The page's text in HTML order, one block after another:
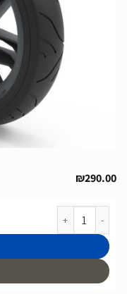
₪290.00
כמות של גלגל קומפלט לדגם Rally לגיל 4-12 לדגמים החל משנת 2022